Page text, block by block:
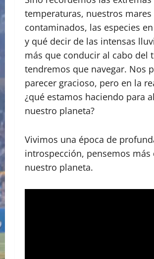
temperaturas, nuestros mares
contaminados, las especies
y qué decir de las intensas
más que conducir al cabo del
tendremos que navegar. Nos
parecer gracioso, pero en la
¿qué estamos haciendo para
nuestro planeta?
Vivimos una época de
introspección, pensemos más
nuestro planeta.